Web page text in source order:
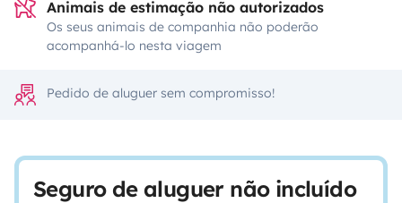
Animais de estimação não autorizados
Os seus animais de companhia não poderão
acompanhá-lo nesta viagem
Pedido de aluguer sem compromisso!
Seguro de aluguer não incluído